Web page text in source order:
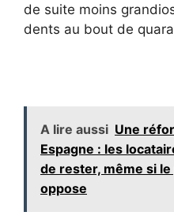
de suite moins
dents au bout de
A lire aussi Une
Espagne : les
de rester, même si
oppose